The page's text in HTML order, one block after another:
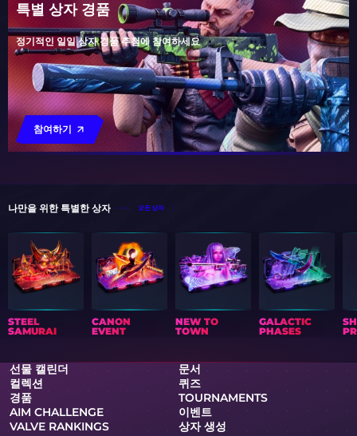
특별 상자 경품
정기적인 일일 상자 경품 추첨에 참여하세요
참여하기
나만을 위한 특별한 상자 모든 상자
STEEL
SAMURAI
CANON
EVENT
NEW TO
TOWN
GALACTIC
PHASES
선물 캘린더
문서
컬렉션
퀴즈
경품
TOURNAMENTS
AIM CHALLENGE
이벤트
VALVE RANKINGS
상자 생성